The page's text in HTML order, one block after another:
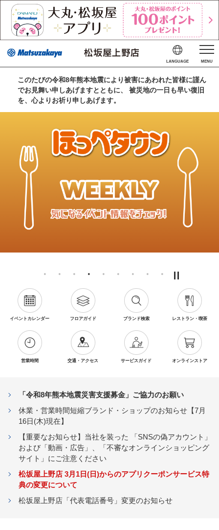
LANGUAGE MENU
このたびの令和8年熊本地震により被害にあわれた皆様に謹ん
でお見舞い申しあげますとともに、 被災地の一日も早い復旧
を、心よりお祈り申しあげます。
イベントカレンダー フロアガイド ブランド検索 レストラン・喫茶
営業時間 交通・アクセス サービスガイド オンラインストア
「令和8年熊本地震災害支援募金」ご協力のお願い
休業・営業時間短縮ブランド・ショップのお知らせ【7月
16日(木)現在】
【重要なお知らせ】当社を装った 「SNSの偽アカウント」
および「動画・広告」、「不審なオンラインショッピング
サイト」にご注意ください
松坂屋上野店 3月1日(日)からのアプリクーポンサービス特
典の変更について
松坂屋上野店「代表電話番号」変更のお知らせ